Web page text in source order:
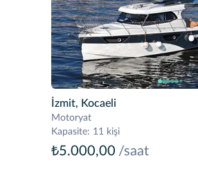
İzmit, Kocaeli
Motoryat
Kapasite: 11 kişi
₺5.000,00 /saat